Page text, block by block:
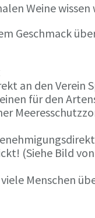
Weine wissen
Geschmack
an den Verein
für den
(Siehe Bild
Menschen